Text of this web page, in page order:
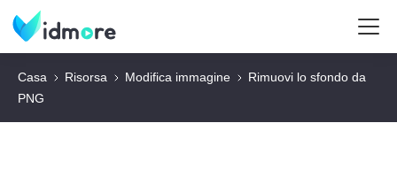
Casa Risorsa Modifica immagine
Rimuovi lo sfondo da
PNG